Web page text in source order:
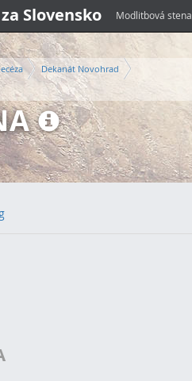
Slovensko Modlitbová stena
Dekanát Novohrad